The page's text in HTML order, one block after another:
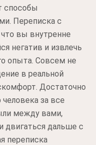
способы
Переписка с
вы внутренне
негатив и извлечь
опыта. Совсем не
в реальной
Достаточно
за все
между вами,
двигаться дальше с
переписка